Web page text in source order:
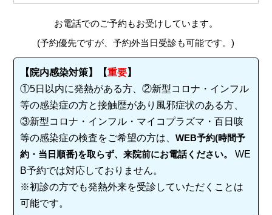
お電話でのご予約もお受けしています。
(予約優先ですが、予約外当日受診も可能です。)
【院内感染対策】【重要】
①5日以内に発熱がある方、②新型コロナ・インフル
等の感染症の方と接触歴があり風邪症状のある方、
③新型コロナ・インフル・マイコプラズマ・百日咳
等の感染症の検査をご希望の方は、WEB予約(時間予
約・当日順番)を取らず、来院前にお電話ください。
WE
B予約では対応しておりません。
※初診の方でも発熱外来を受診していただくことは
可能です。